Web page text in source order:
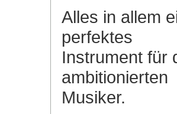
Alles in allem
perfektes
Instrument für
ambitionierten
Musiker.